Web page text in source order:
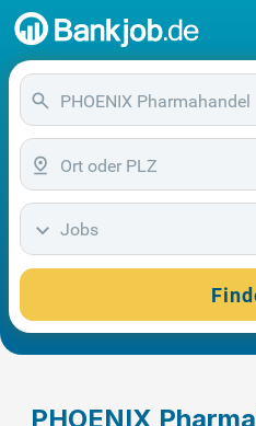
Jobs
PHOENIX